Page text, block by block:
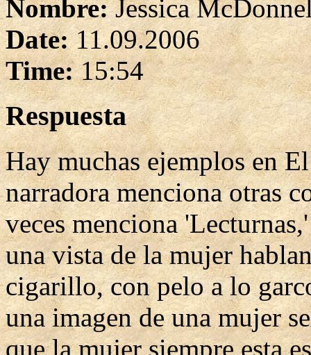
Nombre:Jessica
Date:11.09.2006
Time:15:54
Respuesta
Hay muchas ejemplos en
narradora menciona otras
veces menciona
una vista de la mujer
cigarillo, con pelo a lo
una imagen de una mujer
que la mujer siempre esta